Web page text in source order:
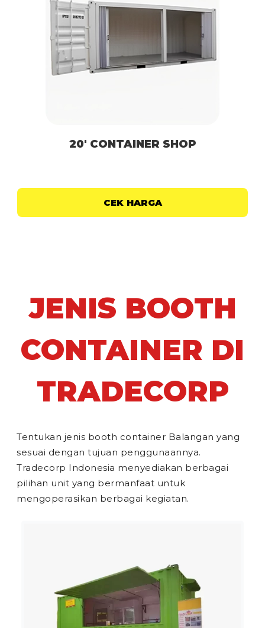
20′ CONTAINER SHOP
CEK HARGA
JENIS BOOTH
CONTAINER DI
TRADECORP
Tentukan jenis booth container Balangan yang
sesuai dengan tujuan penggunaannya.
Tradecorp Indonesia menyediakan berbagai
pilihan unit yang bermanfaat untuk
mengoperasikan berbagai kegiatan.